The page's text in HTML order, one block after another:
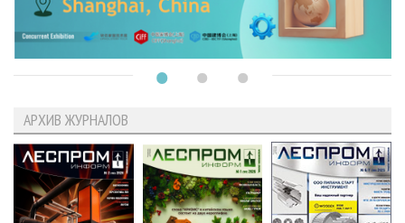
АРХИВ ЖУРНАЛОВ